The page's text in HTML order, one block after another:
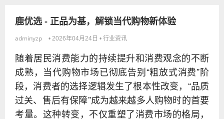
鹿优选 - 正品为基，解锁当代购物新体验
adminyzp • 2026年04月24日 • 行业资讯
随着居民消费能力的持续提升和消费观念的不断
成熟，当代购物市场已彻底告别“粗放式消费”阶
段，消费者的选择逻辑发生了根本性改变，“品质
过关、售后有保障”成为越来越多人购物时的首要
考量。这种转变，不仅重塑了消费市场的格局，